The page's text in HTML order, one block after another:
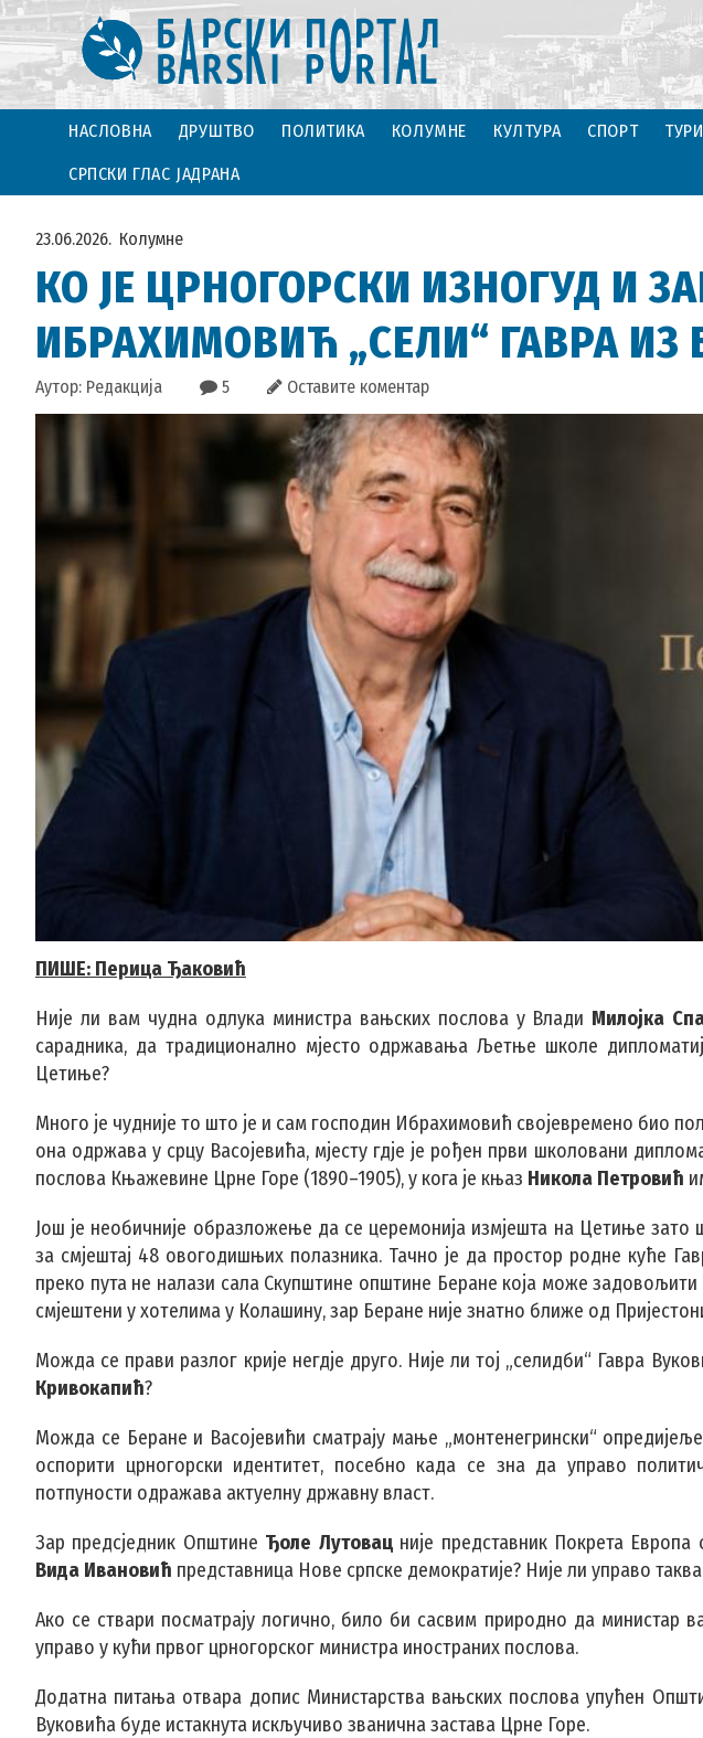
НАСЛОВНА ДРУШТВО ПОЛИТИКА КОЛУМНЕ КУЛТУРА СПОРТ
СРПСКИ ГЛАС ЈАДРАНА
23.06.2026. Колумне
КО ЈЕ ЦРНОГОРСКИ ИЗНОГУД И
ИБРАХИМОВИЋ „СЕЛИ“ ГАВРА ИЗ
Аутор: Редакција 5 Оставите коментар
ПИШЕ: Перица Ђаковић
Није ли вам чудна одлука министра вањских послова у Влади Милојка
сарадника, да традиционално мјесто одржавања Љетње школе
Цетиње?
Много је чудније то што је и сам господин Ибрахимовић својевремено био
она одржава у срцу Васојевића, мјесту гдје је рођен први школовани
послова Књажевине Црне Горе (1890–1905), у кога је књаз Никола Петровић
Још је необичније образложење да се церемонија измјешта на Цетиње
за смјештај 48 овогодишњих полазника. Тачно је да простор родне куће
преко пута не налази сала Скупштине општине Беране која може
смјештени у хотелима у Колашину, зар Беране није знатно ближе од
Можда се прави разлог крије негдје друго. Није ли тој „селидби“ Гавра
Кривокапић?
Можда се Беране и Васојевићи сматрају мање „монтенегрински“
оспорити црногорски идентитет, посебно када се зна да управо
потпуности одражава актуелну државну власт.
Зар предсједник Општине Ђоле Лутовацније представник Покрета Европа
Вида Ивановић представница Нове српске демократије? Није ли управо
Ако се ствари посматрају логично, било би сасвим природно да министар
управо у кући првог црногорског министра иностраних послова.
Додатна питања отвара допис Министарства вањских послова упућен
Вуковића буде истакнута искључиво званична застава Црне Горе.